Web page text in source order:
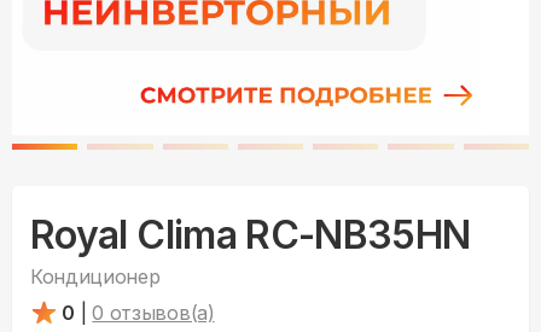
Royal Clima RC-NB35HN
Кондиционер
0
0 отзывов(а)